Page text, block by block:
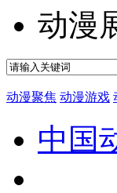
动漫
动漫聚焦 动漫游戏
中国